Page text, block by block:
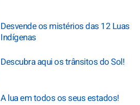
Desvende os mistérios das 12 Luas
Indígenas
Descubra aqui os trânsitos do Sol!
A lua em todos os seus estados!